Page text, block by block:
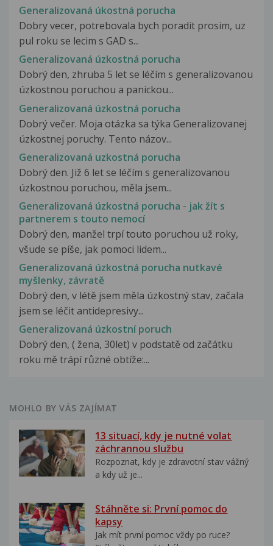
Generalizovaná úkostná porucha
Dobry vecer, potrebovala bych poradit prosim, uz
pul roku se lecim s GAD s...
Generalizovaná úzkostná porucha
Dobrý den, zhruba 5 let se léčím s generalizovanou
úzkostnou poruchou a panickou...
Generalizovaná úzkostná porucha
Dobrý večer. Moja otázka sa týka Generalizovanej
úzkostnej poruchy. Tento názov...
Generalizovaná uzkostná porucha
Dobrý den. Již 6 let se léčím s generalizovanou
úzkostnou poruchou, měla jsem...
Generalizovaná úzkostná porucha - jak žít s
partnerem s touto nemocí
Dobrý den, manžel trpí touto poruchou už roky,
všude se píše, jak pomoci lidem...
Generalizovaná úzkostná porucha nutkavé
myšlenky, závratě
Dobrý den, v létě jsem měla úzkostný stav, začala
jsem se léčit antidepresivy...
Generalizovaná úzkostní poruch
Dobrý den, ( žena, 30let) v podstatě od začátku
roku mě trápí různé obtíže:...
MOHLO BY VÁS ZAJÍMAT
13 situací, kdy je nutné volat
záchrannou službu
Rozpoznat, kdy je zdravotní stav vážný
a kdy už je...
Stáhněte si: První pomoc do
kapsy
Jak mít první pomoc vždy po ruce?